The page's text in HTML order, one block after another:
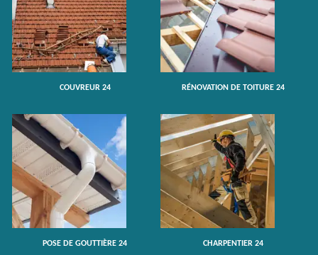
COUVREUR 24 RÉNOVATION DE TOITURE 24
POSE DE GOUTTIÈRE 24 CHARPENTIER 24